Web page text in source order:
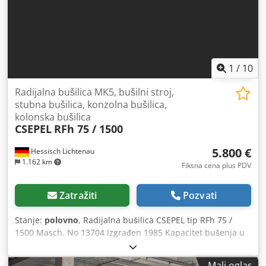
1 / 10
Hessisch Lichtenau
1.162 km
Radijalna bušilica MK5, bušilni stroj,
stubna bušilica, konzolna bušilica,
kolonska bušilica
CSEPEL RFh 75 / 1500
5.800 €
Fiksna cena plus PDV
Zatražiti Pozvati
Stanje: polovno, Radijalna bušilica CSEPEL tip RFh 75 /
1500 Masch. No 13704 Izgrađen 1985 Kapacitet bušenja u
čeliku Ø 75 mm Kapacitet bušenja u livenog gvožđa Ø 90
mm vreteno nosač MK 5 Nominalna projekcija 1500 mm